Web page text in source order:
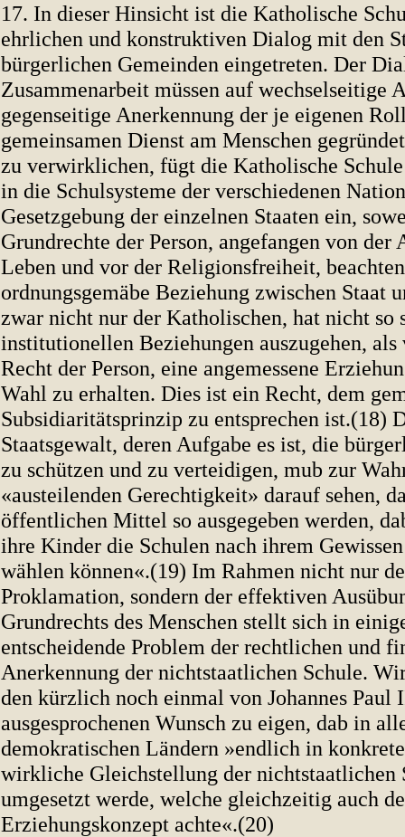
17. In dieser Hinsicht ist die Katholische
ehrlichen und konstruktiven Dialog mit den
bürgerlichen Gemeinden eingetreten. Der
Zusammenarbeit müssen auf wechselseitige
gegenseitige Anerkennung der je eigenen
gemeinsamen Dienst am Menschen
zu verwirklichen, fügt die Katholische
in die Schulsysteme der verschiedenen
Gesetzgebung der einzelnen Staaten ein,
Grundrechte der Person, angefangen von der
Leben und vor der Religionsfreiheit,
ordnungsgemäbe Beziehung zwischen Staat
zwar nicht nur der Katholischen, hat nicht so
institutionellen Beziehungen auszugehen,
Recht der Person, eine angemessene
Wahl zu erhalten. Dies ist ein Recht, dem
Subsidiaritätsprinzip zu entsprechen ist.(18)
Staatsgewalt, deren Aufgabe es ist, die
zu schützen und zu verteidigen, mub zur
«austeilenden Gerechtigkeit» darauf sehen,
öffentlichen Mittel so ausgegeben werden,
ihre Kinder die Schulen nach ihrem
wählen können«.(19) Im Rahmen nicht nur
Proklamation, sondern der effektiven
Grundrechts des Menschen stellt sich in
entscheidende Problem der rechtlichen und
Anerkennung der nichtstaatlichen Schule.
den kürzlich noch einmal von Johannes Paul
ausgesprochenen Wunsch zu eigen, dab in
demokratischen Ländern »endlich in
wirkliche Gleichstellung der nichtstaatlichen
umgesetzt werde, welche gleichzeitig auch
Erziehungskonzept achte«.(20)